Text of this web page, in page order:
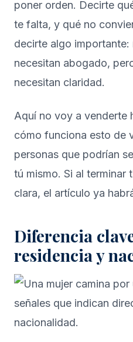
poner orden. Decirte
te falta, y qué no
decirte algo
necesitan abogado,
necesitan claridad.
Aquí no voy a venderte
cómo funciona esto de
personas que podrían
tú mismo. Si al terminar
clara, el artículo ya
Diferencia
residencia y